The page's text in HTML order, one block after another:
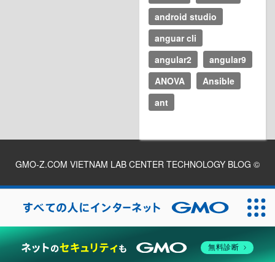
android studio
anguar cli
angular2
angular9
ANOVA
Ansible
ant
GMO-Z.COM VIETNAM LAB CENTER TECHNOLOGY BLOG ©
2026
無料診断